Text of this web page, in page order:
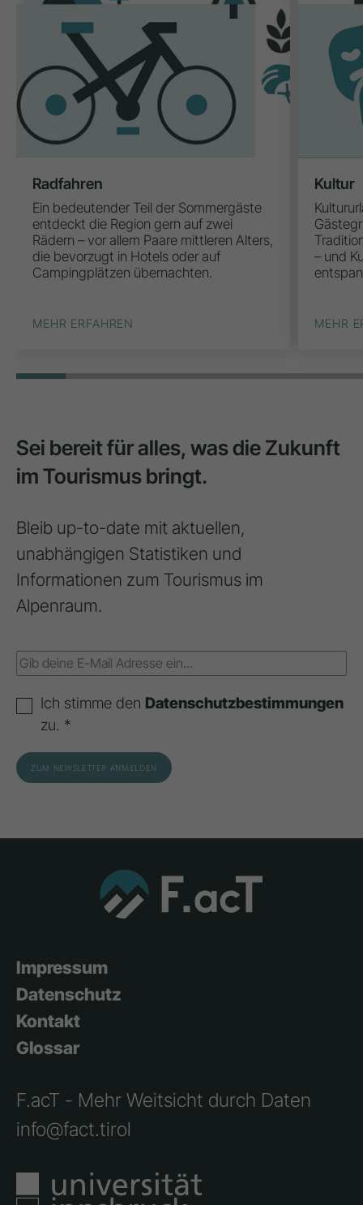
Radfahren
Ein bedeutender Teil der Sommergäste
entdeckt die Region gern auf zwei
Rädern – vor allem Paare mittleren Alters,
die bevorzugt in Hotels oder auf
Campingplätzen übernachten.
MEHR ERFAHREN
Kultur
– und
MEHR
Sei bereit für alles, was die Zukunft
im Tourismus bringt.
Bleib up-to-date mit aktuellen,
unabhängigen Statistiken und
Informationen zum Tourismus im
Alpenraum.
Ich stimme den Datenschutzbestimmungen
zu. *
Impressum
Datenschutz
Kontakt
Glossar
F.acT - Mehr Weitsicht durch Daten
info@fact.tirol